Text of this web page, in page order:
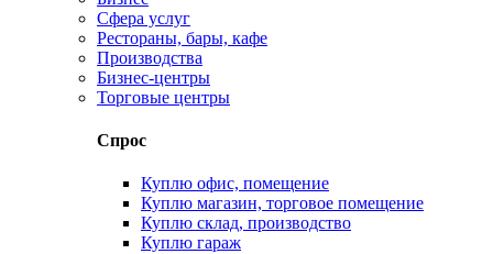
Сфера услуг
Рестораны, бары, кафе
Производства
Бизнес-центры
Торговые центры
Спрос
Куплю офис, помещение
Куплю магазин, торговое помещение
Куплю склад, производство
Куплю гараж